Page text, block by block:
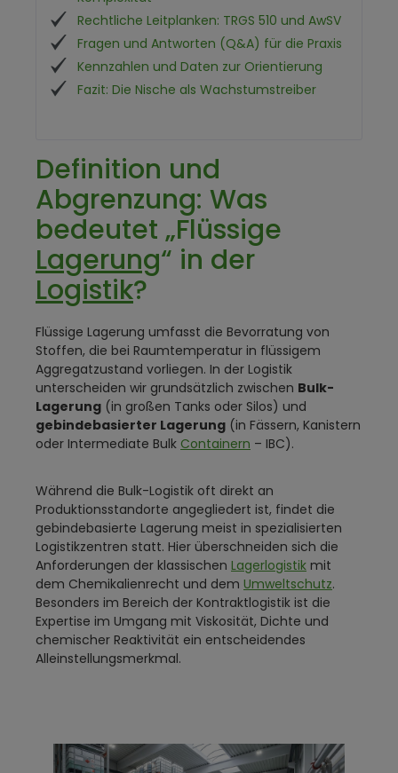
Rechtliche Leitplanken: TRGS 510 und AwSV
Fragen und Antworten (Q&A) für die Praxis
Kennzahlen und Daten zur Orientierung
Fazit: Die Nische als Wachstumstreiber
Definition und
Abgrenzung: Was
bedeutet „Flüssige
Lagerung“ in der
Logistik?
Flüssige Lagerung umfasst die Bevorratung von
Stoffen, die bei Raumtemperatur in flüssigem
Aggregatzustand vorliegen. In der Logistik
unterscheiden wir grundsätzlich zwischen Bulk-
Lagerung (in großen Tanks oder Silos) und
gebindebasierter Lagerung (in Fässern, Kanistern
oder Intermediate Bulk Containern – IBC).
Während die Bulk-Logistik oft direkt an
Produktionsstandorte angegliedert ist, findet die
gebindebasierte Lagerung meist in spezialisierten
Logistikzentren statt. Hier überschneiden sich die
Anforderungen der klassischen Lagerlogistik mit
dem Chemikalienrecht und dem Umweltschutz.
Besonders im Bereich der Kontraktlogistik ist die
Expertise im Umgang mit Viskosität, Dichte und
chemischer Reaktivität ein entscheidendes
Alleinstellungsmerkmal.